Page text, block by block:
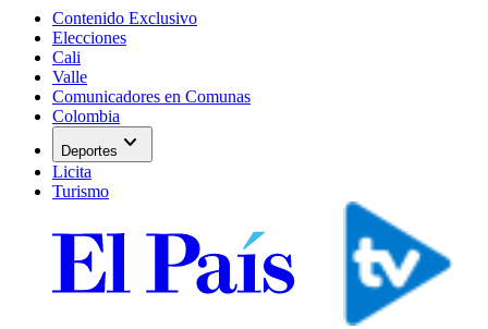
Contenido Exclusivo
Elecciones
Cali
Valle
Comunicadores en Comunas
Colombia
Deportes expand_more
Licita
Turismo